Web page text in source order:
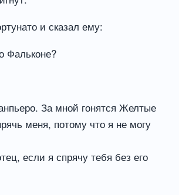
и сказал ему:
Фальконе?
За мной гонятся Желтые
меня, потому что я не могу
если я спрячу тебя без его